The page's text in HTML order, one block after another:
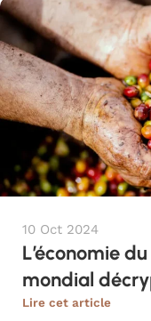
10 Oct 2024
L’économie
mondial
Lire cet article